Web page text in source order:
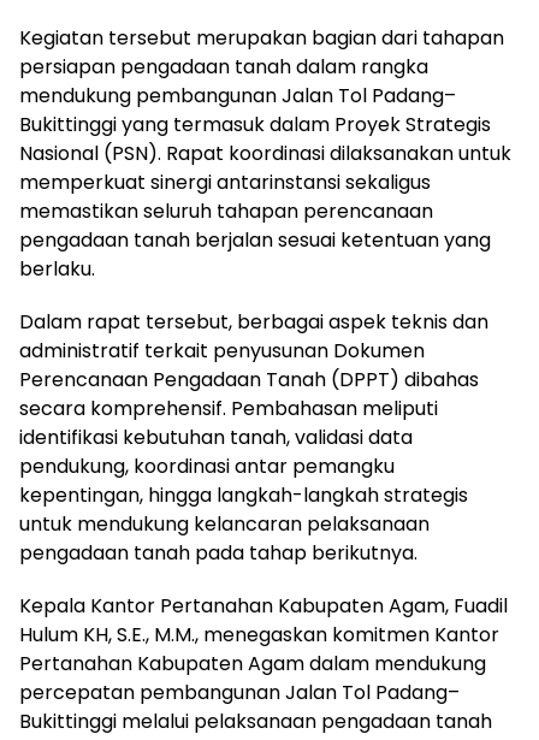
Kegiatan tersebut merupakan bagian dari tahapan
persiapan pengadaan tanah dalam rangka
mendukung pembangunan Jalan Tol Padang–
Bukittinggi yang termasuk dalam Proyek Strategis
Nasional (PSN). Rapat koordinasi dilaksanakan untuk
memperkuat sinergi antarinstansi sekaligus
memastikan seluruh tahapan perencanaan
pengadaan tanah berjalan sesuai ketentuan yang
berlaku.
Dalam rapat tersebut, berbagai aspek teknis dan
administratif terkait penyusunan Dokumen
Perencanaan Pengadaan Tanah (DPPT) dibahas
secara komprehensif. Pembahasan meliputi
identifikasi kebutuhan tanah, validasi data
pendukung, koordinasi antar pemangku
kepentingan, hingga langkah-langkah strategis
untuk mendukung kelancaran pelaksanaan
pengadaan tanah pada tahap berikutnya.
Kepala Kantor Pertanahan Kabupaten Agam, Fuadil
Hulum KH, S.E., M.M., menegaskan komitmen Kantor
Pertanahan Kabupaten Agam dalam mendukung
percepatan pembangunan Jalan Tol Padang–
Bukittinggi melalui pelaksanaan pengadaan tanah